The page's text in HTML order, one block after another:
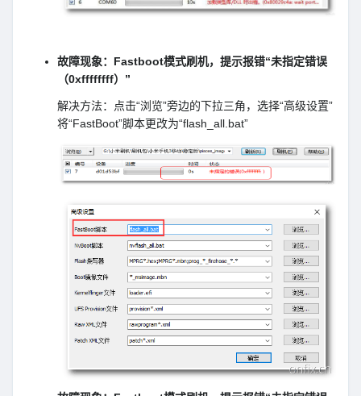
故障现象：Fastboot模式刷机，提示报错“未指定错误
（0xffffffff）”
解决方法：点击“浏览”旁边的下拉三角，选择“高级设置”
将“FastBoot”脚本更改为“flash_all.bat”